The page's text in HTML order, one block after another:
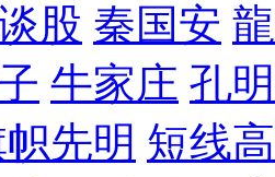
股 秦国安
牛家庄 孔
先明 短线